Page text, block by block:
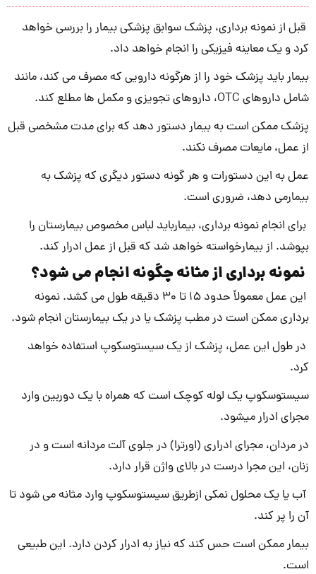
قبل از نمونه برداری، پزشک سوابق پزشکی بیمار را بررسی خواهد
کرد و یک معاینه فیزیکی را انجام خواهد داد.
بیمار باید پزشک خود را از هرگونه دارویی که مصرف می کند، مانند
شامل داروهای OTC، داروهای تجویزی و مکمل ها مطلع کند.
پزشک ممکن است به بیمار دستور دهد که برای مدت مشخصی قبل
از عمل، مایعات مصرف نکند.
عمل به این دستورات و هر گونه دستور دیگری که پزشک به
بیمارمی دهد، ضروری است.
برای انجام نمونه برداری، بیمارباید لباس مخصوص بیمارستان را
بپوشد. از بیمارخواسته خواهد شد که قبل از عمل ادرار کند.
نمونه برداری از مثانه چگونه انجام می شود؟
این عمل معمولاً حدود ۱۵ تا ۳۰ دقیقه طول می کشد. نمونه
برداری ممکن است در مطب پزشک یا در یک بیمارستان انجام شود.
در طول این عمل، پزشک از یک سیستوسکوپ استفاده خواهد
کرد.
سیستوسکوپ یک لوله کوچک است که همراه با یک دوربین وارد
مجرای ادرار میشود.
در مردان، مجرای ادراری (اورترا) در جلوی آلت مردانه است و در
زنان، این مجرا درست در بالای واژن قرار دارد.
آب یا یک محلول نمکی ازطریق سیستوسکوپ وارد مثانه می شود تا
آن را پر کند.
بیمار ممکن است حس کند که نیاز به ادرار کردن دارد. این طبیعی
است.